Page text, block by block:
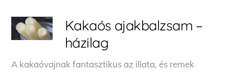
Kakaós ajakbalzsam –
házilag
A kakaóvajnak fantasztikus az illata, és remek